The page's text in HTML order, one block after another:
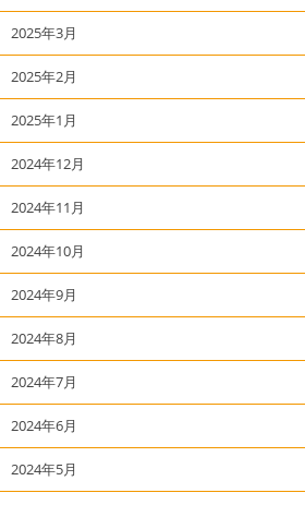
2025年3月
2025年2月
2025年1月
2024年12月
2024年11月
2024年10月
2024年9月
2024年8月
2024年7月
2024年6月
2024年5月